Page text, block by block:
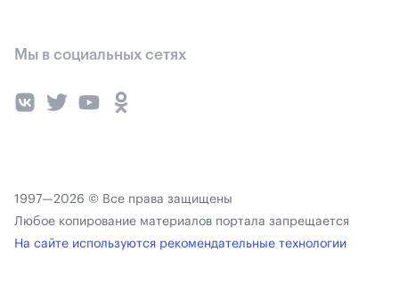
Мы в социальных сетях
1997—2026 © Все права защищены
Любое копирование материалов портала запрещается
На сайте используются рекомендательные технологии